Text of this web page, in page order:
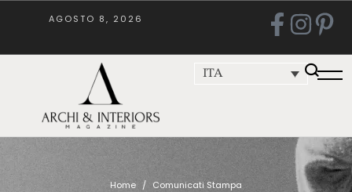
AGOSTO 8, 2026
ITA
Home / Comunicati Stampa